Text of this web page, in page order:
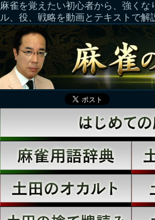
麻雀を覚えたい初心者から、強くな
ル、役、戦略を動画とテキストで解